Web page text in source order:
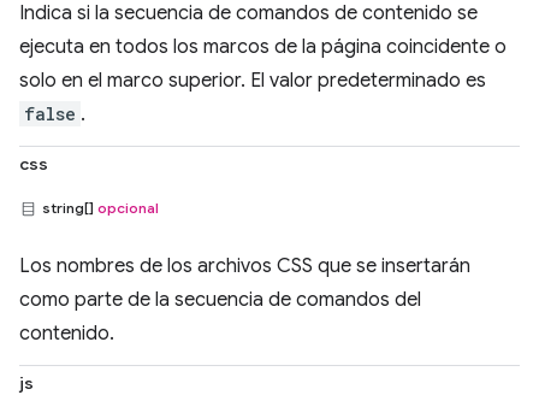
Indica si la secuencia de comandos de contenido se
ejecuta en todos los marcos de la página coincidente o
solo en el marco superior. El valor predeterminado es
false .
css
string[] opcional
Los nombres de los archivos CSS que se insertarán
como parte de la secuencia de comandos del
contenido.
js